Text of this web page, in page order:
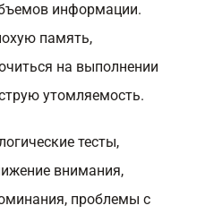
информации.
память,
на выполнении
утомляемость.
тесты,
внимания,
проблемы с